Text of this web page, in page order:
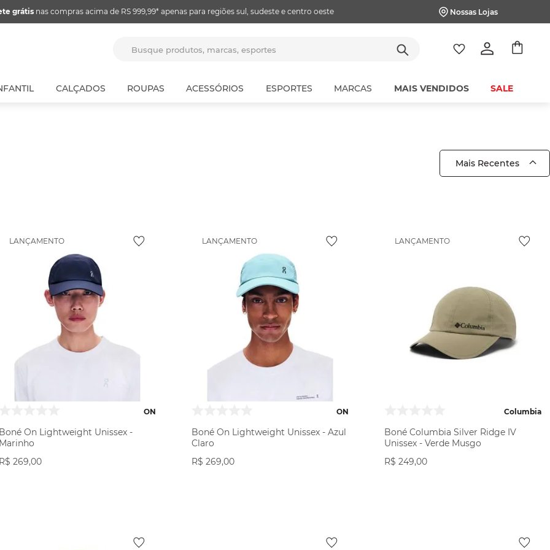
grátisnas compras acima de RS 999,99* apenas para regiões sul, sudeste e centro oeste Nossas Lojas
CALÇADOS ROUPAS ACESSÓRIOS ESPORTES MARCAS MAIS VENDIDOS SALE
Mais Recentes
LANÇAMENTO
ON
Boné On Lightweight Unissex -
Marinho
R$ 269,00
LANÇAMENTO
ON
Boné On Lightweight Unissex - Azul
Claro
R$ 269,00
LANÇAMENTO
Columbia
Boné Columbia Silver Ridge IV
Unissex - Verde Musgo
R$ 249,00